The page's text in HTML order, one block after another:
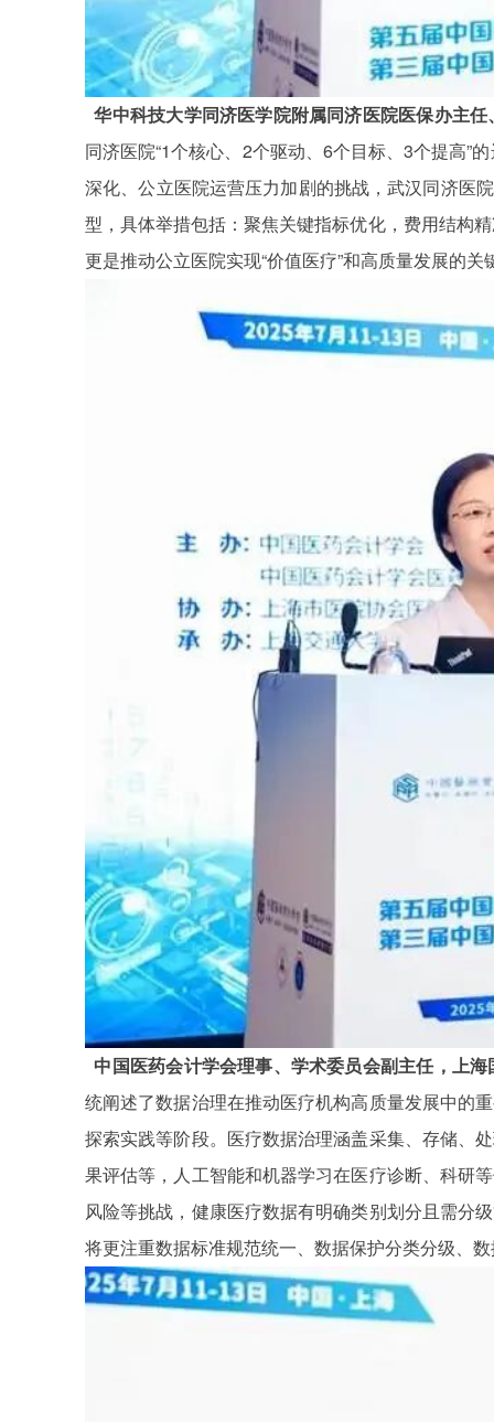
华中科技大学同济医学院附属同济医院医保办主
同济医院“1个核心、 2个驱动、 6个目标、3个提高”的
深化、公立医院运营压力加剧的挑战，武汉同济医
型，具体举措包括：聚焦关键指标优化，费用结构
更是推动公立医院实现“价值医疗”和高质量发展的关
中国医药会计学会理事、学术委员会副主任，上
统阐述了数据治理在推动医疗机构高质量发展中的
探索实践等阶段。医疗数据治理涵盖采集、存储、
果评估等，人工智能和机器学习在医疗诊断、科研
风险等挑战，健康医疗数据有明确类别划分且需分
将更注重数据标准规范统一、数据保护分类分级、